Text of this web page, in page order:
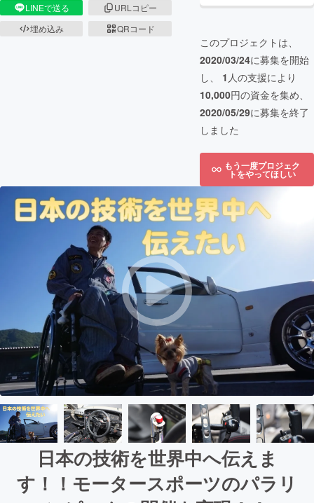
LINEで送る
URLコピー
埋め込み
QRコード
このプロジェクトは、
2020/03/24に募集を開始
し、 1 人の支援により
10,000円の資金を集め、
2020/05/29に募集を終了
しました
もう一度プロジェク
トをやってほしい
日本の技術を世界中へ伝えま
す！！モータースポーツのパラリ